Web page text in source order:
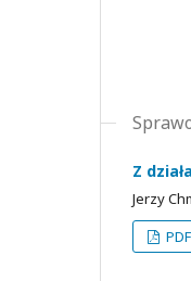
Z
Jerzy
PDF